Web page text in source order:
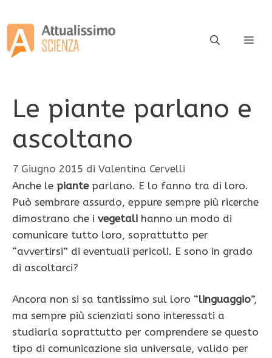
al
contenuto
Le piante parlano e
ascoltano
7 Giugno 2015 di Valentina Cervelli
Anche le pianteparlano. E lo fanno tra di loro.
Può sembrare assurdo, eppure sempre più ricerche
dimostrano che i vegetali hanno un modo di
comunicare tutto loro, soprattutto per
“avvertirsi” di eventuali pericoli. E sono in grado
di ascoltarci?
Ancora non si sa tantissimo sul loro “linguaggio”,
ma sempre più scienziati sono interessati a
studiarla soprattutto per comprendere se questo
tipo di comunicazione sia universale, valido per